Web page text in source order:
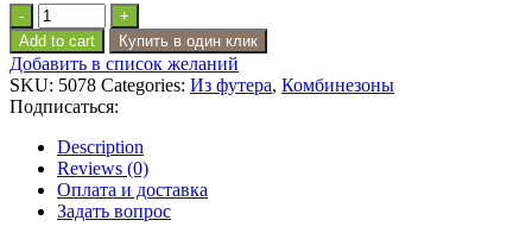
Комбинезон
из
футера
утепленный
(без
подклада)
цвет
какао
quantity
Add to cart Купить в один клик
Добавить в список желаний
SKU: 5078 Categories: Из футера, Комбинезоны
Подписаться:
Description
Reviews (0)
Оплата и доставка
Задать вопрос